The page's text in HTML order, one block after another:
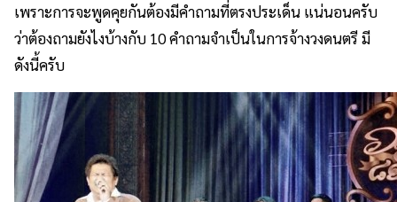
เพราะการจะพูดคุยกันต้องมีคำถามที่ตรงประเด็น แน่นอนครับ
ว่าต้องถามยังไงบ้างกับ 10 คำถามจำเป็นในการจ้างวงดนตรี มี
ดังนี้ครับ